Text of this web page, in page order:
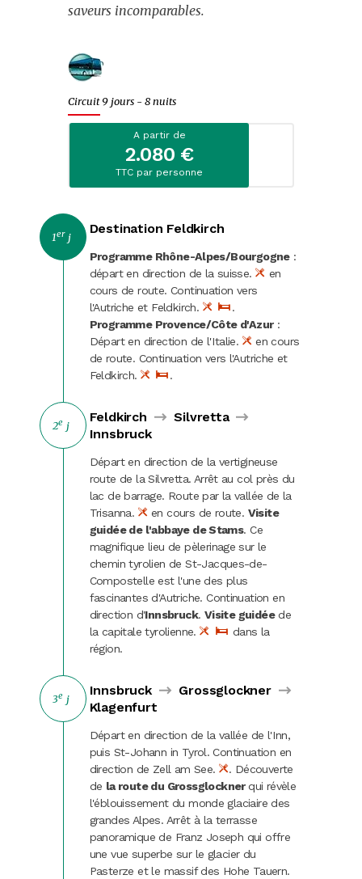
Music-Hall et cabarets
Fêtes et marchés de Noël
St-Sylvestre
saveurs incomparables.
Circuit 9 jours - 8 nuits
A partir de
2.080 €
TTC par personne
1er j
Destination Feldkirch
Programme Rhône-Alpes/Bourgogne:
départ en direction de la suisse.
en
cours de route. Continuation vers
l'Autriche et Feldkirch.
.
Programme Provence/Côte d'Azur:
Départ en direction de l'Italie.
en cours
de route. Continuation vers l'Autriche et
Feldkirch.
.
2e j
Feldkirch
Silvretta
Innsbruck
Départ en direction de la vertigineuse
route de la Silvretta. Arrêt au col près du
lac de barrage. Route par la vallée de la
Trisanna.
en cours de route. Visite
guidée de l'abbaye de Stams. Ce
magnifique lieu de pèlerinage sur le
chemin tyrolien de St-Jacques-de-
Compostelle est l'une des plus
fascinantes d'Autriche. Continuation en
direction d'Innsbruck. Visite guidéede
la capitale tyrolienne.
dans la
région.
3e j
Innsbruck
Grossglockner
Klagenfurt
Départ en direction de la vallée de l'Inn,
puis St-Johann in Tyrol. Continuation en
direction de Zell am See.
. Découverte
de la route du Grossglocknerqui révèle
l'éblouissement du monde glaciaire des
grandes Alpes. Arrêt à la terrasse
panoramique de Franz Joseph qui offre
une vue superbe sur le glacier du
Pasterze et le massif des Hohe Tauern.